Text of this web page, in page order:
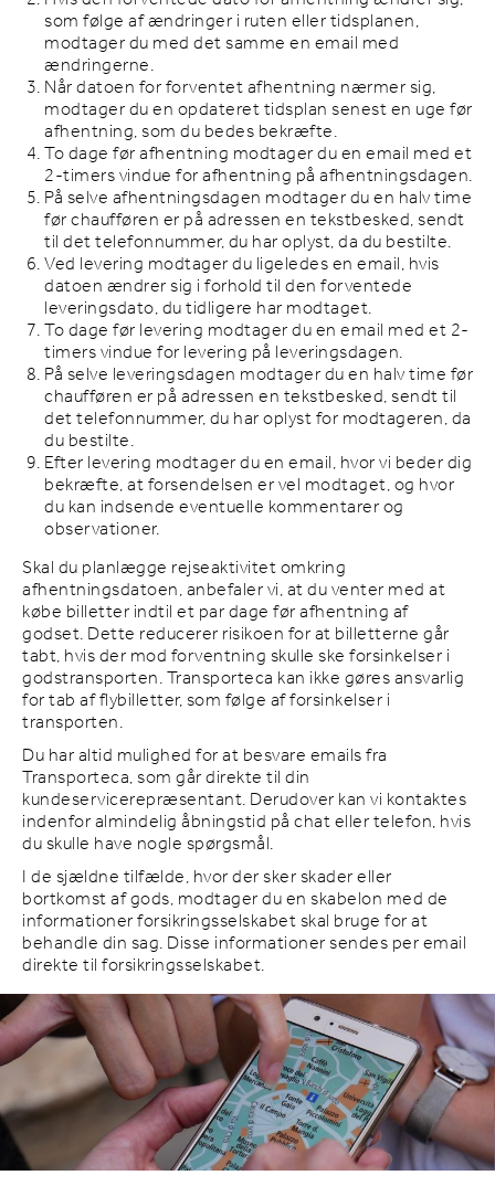
som følge af ændringer i ruten eller tidsplanen,
modtager du med det samme en email med
ændringerne.
Når datoen for forventet afhentning nærmer sig,
modtager du en opdateret tidsplan senest en uge før
afhentning, som du bedes bekræfte.
To dage før afhentning modtager du en email med et
2-timers vindue for afhentning på afhentningsdagen.
På selve afhentningsdagen modtager du en halv time
før chaufføren er på adressen en tekstbesked, sendt
til det telefonnummer, du har oplyst, da du bestilte.
Ved levering modtager du ligeledes en email, hvis
datoen ændrer sig i forhold til den forventede
leveringsdato, du tidligere har modtaget.
To dage før levering modtager du en email med et 2-
timers vindue for levering på leveringsdagen.
På selve leveringsdagen modtager du en halv time før
chaufføren er på adressen en tekstbesked, sendt til
det telefonnummer, du har oplyst for modtageren, da
du bestilte.
Efter levering modtager du en email, hvor vi beder dig
bekræfte, at forsendelsen er vel modtaget, og hvor
du kan indsende eventuelle kommentarer og
observationer.
Skal du planlægge rejseaktivitet omkring
afhentningsdatoen, anbefaler vi, at du venter med at
købe billetter indtil et par dage før afhentning af
godset. Dette reducerer risikoen for at billetterne går
tabt, hvis der mod forventning skulle ske forsinkelser i
godstransporten. Transporteca kan ikke gøres ansvarlig
for tab af flybilletter, som følge af forsinkelser i
transporten.
Du har altid mulighed for at besvare emails fra
Transporteca, som går direkte til din
kundeservicerepræsentant. Derudover kan vi kontaktes
indenfor almindelig åbningstid på chat eller telefon, hvis
du skulle have nogle spørgsmål.
I de sjældne tilfælde, hvor der sker skader eller
bortkomst af gods, modtager du en skabelon med de
informationer forsikringsselskabet skal bruge for at
behandle din sag. Disse informationer sendes per email
direkte til forsikringsselskabet.